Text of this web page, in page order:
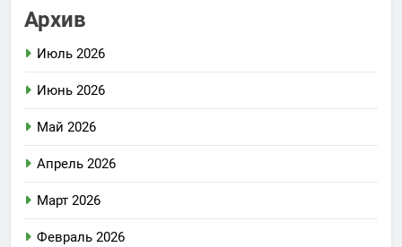
Архив
Июль 2026
Июнь 2026
Май 2026
Апрель 2026
Март 2026
Февраль 2026